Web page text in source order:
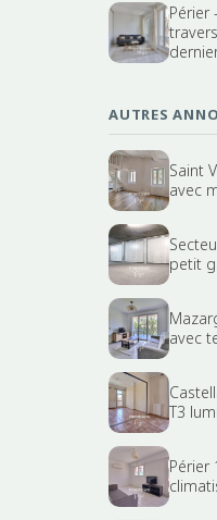
Périer
AUTRES
Saint
avec
petit
avec
T3